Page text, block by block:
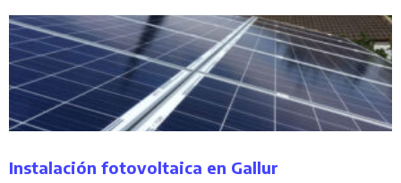
Instalación fotovoltaica en Gallur